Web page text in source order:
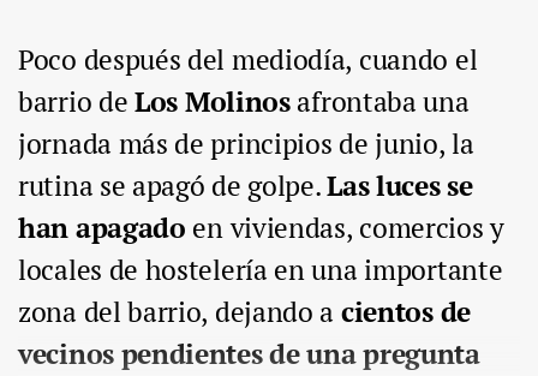
Poco después del mediodía, cuando el
barrio deLos Molinosafrontaba una
jornada más de principios de junio, la
rutina se apagó de golpe.Las luces se
han apagado en viviendas, comercios y
locales de hostelería en una importante
zona del barrio, dejando a cientos de
vecinos pendientes de una pregunta